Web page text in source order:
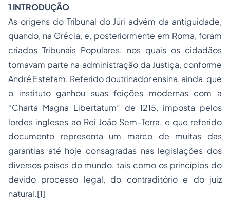
1 INTRODUÇÃO
As origens do Tribunal do Júri advém da antiguidade,
quando, na Grécia, e, posteriormente em Roma, foram
criados Tribunais Populares, nos quais os cidadãos
tomavam parte na administração da Justiça, conforme
André Estefam. Referido doutrinador ensina, ainda, que
o instituto ganhou suas feições modernas com a
“Charta Magna Libertatum” de 1215, imposta pelos
lordes ingleses ao Rei João Sem-Terra, e que referido
documento representa um marco de muitas das
garantias até hoje consagradas nas legislações dos
diversos países do mundo, tais como os princípios do
devido processo legal, do contraditório e do juiz
natural.[1]